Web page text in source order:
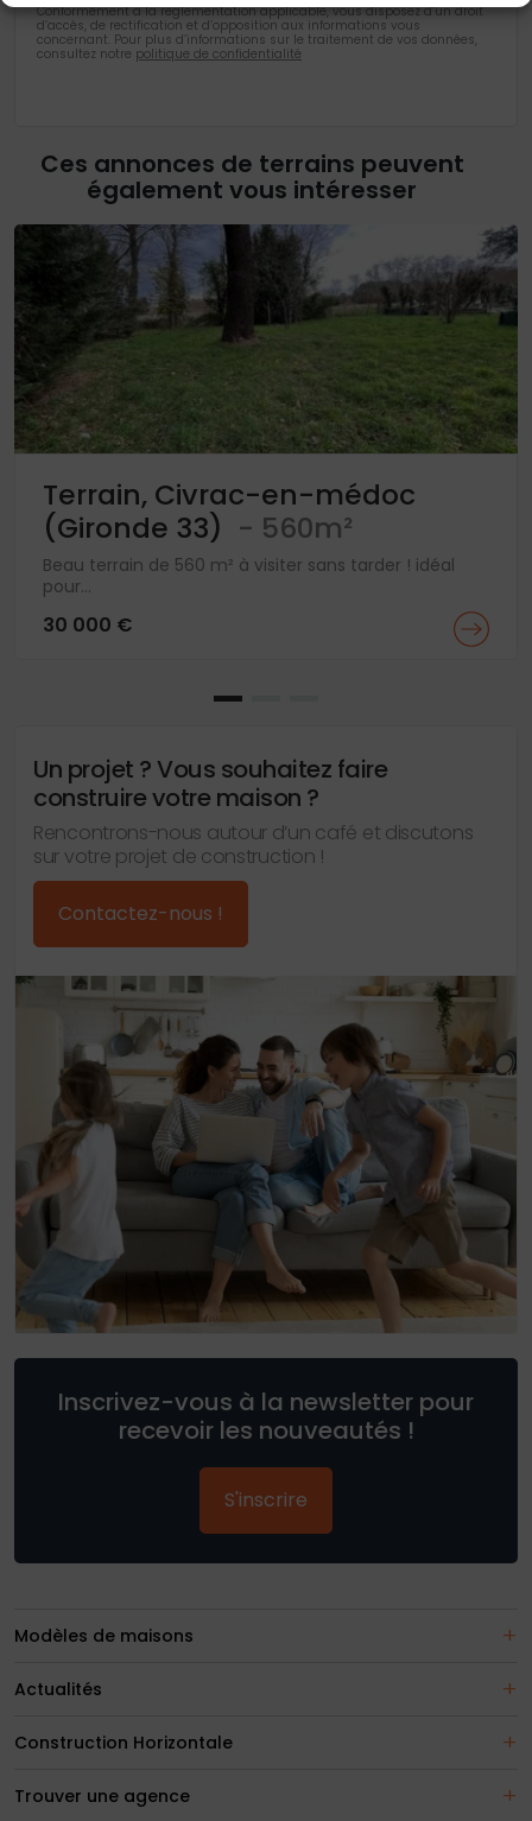
Conformément à la règlementation applicable, vous disposez d’un droit
d’accès, de rectification et d’opposition aux informations vous
concernant. Pour plus d’informations sur le traitement de vos données,
consultez notre politique de confidentialité
Ces annonces de terrains peuvent
également vous intéresser
Terrain, Civrac-en-médoc
(Gironde 33) - 560m²
Beau terrain de 560 m² à visiter sans tarder ! idéal
pour...
30 000 €
Un projet ? Vous souhaitez faire
construire votre maison ?
Rencontrons-nous autour d’un café et discutons
sur votre projet de construction !
Contactez-nous !
Inscrivez-vous à la newsletter pour
recevoir les nouveautés !
S'inscrire
Modèles de maisons
Actualités
Construction Horizontale
Trouver une agence